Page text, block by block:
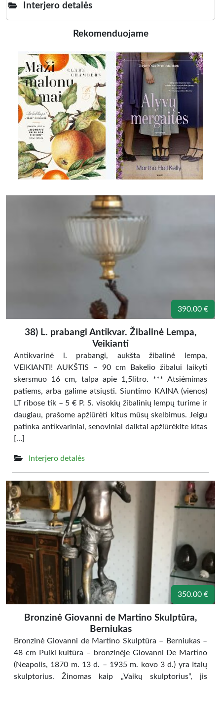
Interjero detalės
Rekomenduojame
390.00 €
38) L. prabangi Antikvar. Žibalinė Lempa,
Veikianti
Antikvarinė l. prabangi, aukšta žibalinė lempa,
VEIKIANTI! AUKŠTIS – 90 cm Bakelio žibalui laikyti
skersmuo 16 cm, talpa apie 1,5litro. *** Atsiėmimas
patiems, arba galime atsiųsti. Siuntimo KAINA (vienos)
LT ribose tik – 5 € P. S. visokių žibalinių lempų turime ir
daugiau, prašome apžiūrėti kitus mūsų skelbimus. Jeigu
patinka antikvariniai, senoviniai daiktai apžiūrėkite kitas
[…]
Interjero detalės
350.00 €
Bronzinė Giovanni de Martino Skulptūra,
Berniukas
Bronzinė Giovanni de Martino Skulptūra – Berniukas –
48 cm Puiki kultūra – bronzinėje Giovanni De Martino
(Neapolis, 1870 m. 13 d. – 1935 m. kovo 3 d.) yra Italų
skulptorius. Žinomas kaip „Vaikų skulptorius“, jis